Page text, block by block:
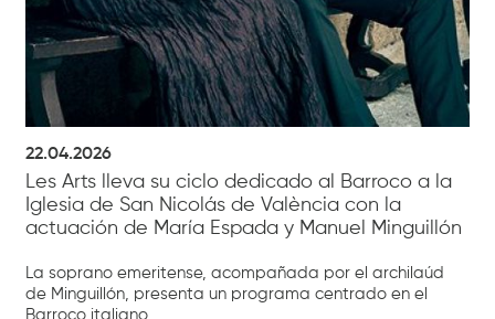
22.04.2026
Les Arts lleva su ciclo dedicado al Barroco a la
Iglesia de San Nicolás de València con la
actuación de María Espada y Manuel Minguillón
La soprano emeritense, acompañada por el archilaúd
de Minguillón, presenta un programa centrado en el
Barroco italiano